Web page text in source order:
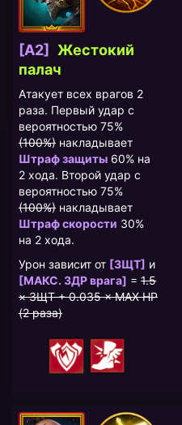
[A2]
Жестокий
палач
Атакует всех врагов 2
раза. Первый удар с
вероятностью 75%
(100%) накладывает
Штраф защиты 60% на
2 хода. Второй удар с
вероятностью 75%
(100%) накладывает
Штраф скорости 30%
на 2 хода.
Урон зависит от [ЗЩТ] и
[МАКС. ЗДР врага] = 1.5
× ЗЩТ + 0.035 × MAX HP
(2 раза)